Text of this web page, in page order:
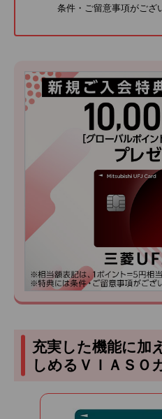
条件・ご留意事項がござ
充実した機能に加
しめるＶＩＡＳＯ